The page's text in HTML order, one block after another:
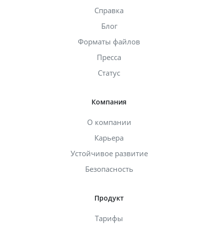
Справка
Блог
Форматы файлов
Пресса
Статус
Компания
О компании
Карьера
Устойчивое развитие
Безопасность
Продукт
Тарифы